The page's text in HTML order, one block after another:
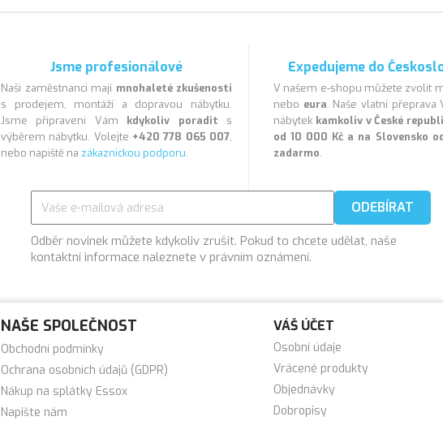
Jsme profesionálové
Naši zaměstnanci mají mnohaleté zkušenosti
s prodejem, montáží a dopravou nábytku.
Jsme připraveni Vám kdykoliv poradit s
výběrem nábytku. Volejte +420 778 065 007,
nebo napiště na zákaznickou podporu.
Expedujeme do
V našem e-shopu můžete zvolit
nebo eura. Naše vlatní přeprava
nábytek kamkoliv v České
od 10 000 Kč a na Slovensko
zadarmo.
Odběr novinek můžete kdykoliv zrušit. Pokud to chcete udělat, naše
kontaktní informace naleznete v právním oznámení.
NAŠE SPOLEČNOST
Obchodní podmínky
Ochrana osobních údajů (GDPR)
Nákup na splátky Essox
Napište nám
VÁŠ ÚČET
Osobní údaje
Vrácené produkty
Objednávky
Dobropisy